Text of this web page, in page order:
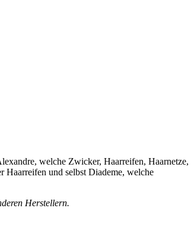
welche Zwicker, Haarreifen, Haarnetze,
Haarreifen und selbst Diademe, welche
Herstellern.